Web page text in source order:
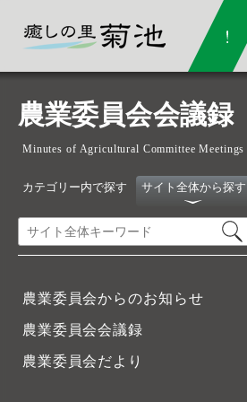
農業委員会会議録
Minutes of Agricultural Committee Meetings
カテゴリー内で探す サイト全体から探す
農業委員会からのお知らせ
農業委員会会議録
農業委員会だより